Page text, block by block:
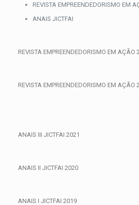
REVISTA EMPREENDEDORISMO EM
ANAIS JICTFAI
REVISTA EMPREENDEDORISMO EM AÇÃO
REVISTA EMPREENDEDORISMO EM AÇÃO
ANAIS III JICTFAI 2021
ANAIS II JICTFAI 2020
ANAIS I JICTFAI 2019